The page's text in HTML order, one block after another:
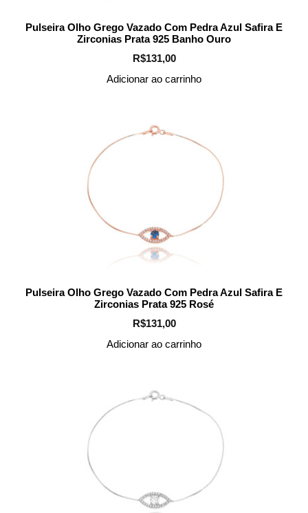
Pulseira Olho Grego Vazado Com Pedra Azul Safira E
Zirconias Prata 925 Banho Ouro
R$131,00
Adicionar ao carrinho
Pulseira Olho Grego Vazado Com Pedra Azul Safira E
Zirconias Prata 925 Rosé
R$131,00
Adicionar ao carrinho